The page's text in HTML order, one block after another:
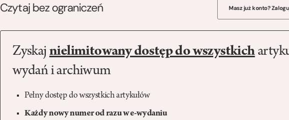
Czytaj bez ograniczeń Masz już konto?
Zyskaj nielimitowany dostęp do wszystkich
wydań i archiwum
Pełny dostęp do wszystkich artykułów
Każdy nowy numer od razu w e-wydaniu